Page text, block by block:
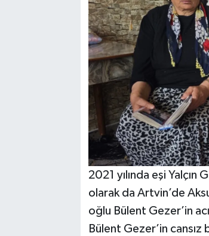
2021 yılında eşi
olarak da Artvin’de
oğlu Bülent Gezer’in
Bülent Gezer’in cansız